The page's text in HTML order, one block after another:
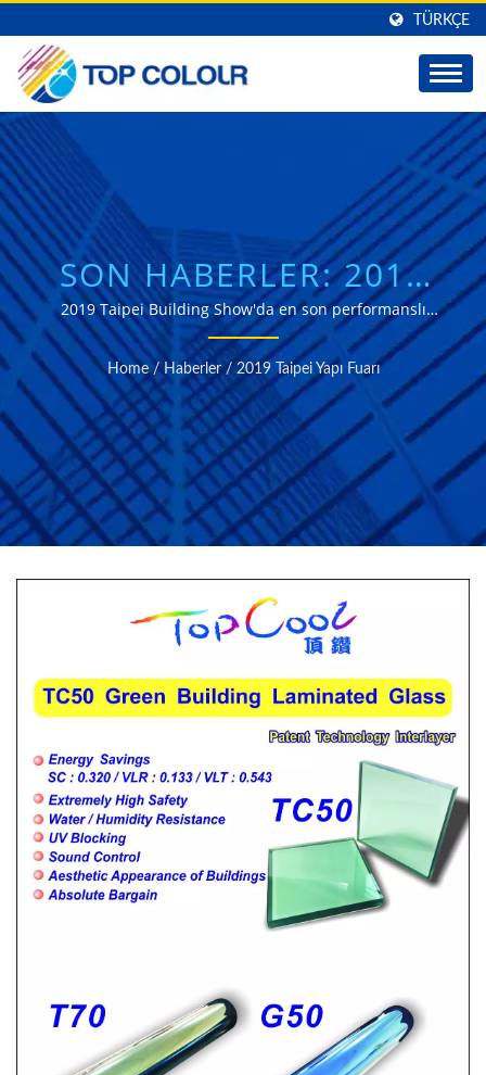
TÜRKÇE
SON HABERLER: 2019
TAIPEI YAPI FUARI |
TOP COLOUR
2019 Taipei Building Show'da en son performanslı
laminat cam ve cam filmlerini sergileyeceğiz.
Home / Haberler / 2019 Taipei Yapı Fuarı